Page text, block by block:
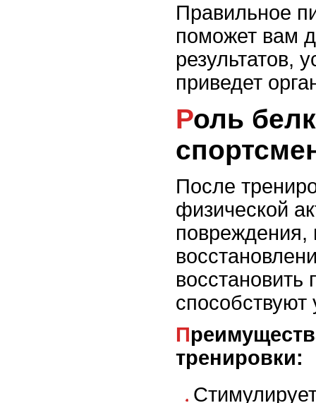
Правильное
поможет вам
результатов,
приведет
Роль белка в питании
После
физической
Преимущества потребления белка после
тренировки: